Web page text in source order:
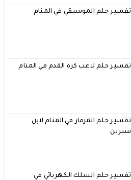
تفسير حلم الموسيقي في المنام
تفسير حلم لاعب كرة القدم في المنام
تفسير حلم المزمار في المنام لابن
سيرين
تفسير حلم السلك الكهربائي في